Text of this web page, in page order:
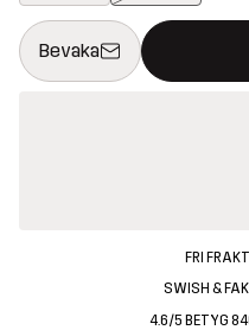
Bevaka
Denna knapp kommer att
{{size}} inte tillgänglig
FRI
SWISH &
4.6/5 BETYG